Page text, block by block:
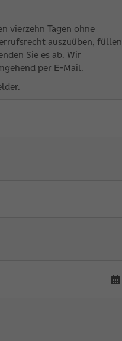
vierzehn Tagen ohne
auszuüben, füllen
Sie es ab. Wir
per E-Mail.